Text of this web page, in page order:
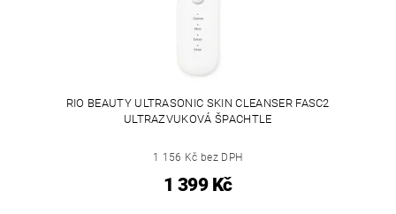
RIO BEAUTY ULTRASONIC SKIN CLEANSER FASC2
ULTRAZVUKOVÁ ŠPACHTLE
1 156 Kč bez DPH
1 399 Kč